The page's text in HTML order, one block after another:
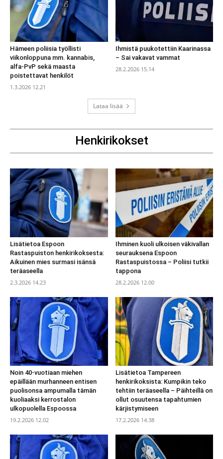
Hämeen poliisia työllisti
viikonloppuna mm. kannabis,
alfa-PvP sekä maasta
poistettavat henkilöt
1.3.2026 12.21
Ihmistä puukotettiin Kaarinassa
– Sai vakavat vammat
28.2.2026 15.14
Lataa lisää
Henkirikokset
Lisätietoa Espoon
Rastaspuiston henkirikoksesta:
Aikuinen mies surmasi isänsä
teräaseella
2.3.2026 14.23
Ihminen kuoli ulkoisen väkivallan
seurauksena Espoon
Rastaspuistossa – Poliisi tutkii
tappona
28.2.2026 12.00
Noin 40-vuotiaan miehen
epäillään murhanneen entisen
puolisonsa ampumalla tämän
kuoliaaksi kerrostalon
ulkopuolella Espoossa
19.2.2026 12.02
Lisätietoa Tampereen
henkirikoksista: Kumpikin teko
tehtiin teräaseella – Päihteillä on
ollut osuutensa tapahtumien
kärjistymiseen
17.2.2026 14.38